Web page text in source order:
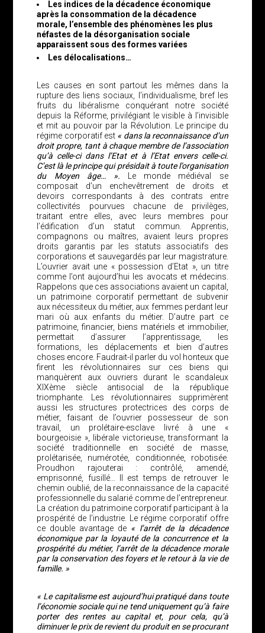
Les indices de la décadence économique
après la consommation de la décadence
morale, l’ensemble des phénomènes les plus
néfastes de la désorganisation sociale
apparaissent sous des formes variées
Les délocalisations…
Les causes en sont partout les mêmes dans la
rupture des liens sociaux, l’individualisme, bref les
fruits du libéralisme conquérant notre société
depuis la Réforme, privilégiant le visible à l’invisible
et mit au pouvoir par la Révolution. Le principe du
régime corporatif est « dans la reconnaissance d’un
droit propre, tant à chaque membre de l’association
qu’à celle-ci dans l’Etat et à l’Etat envers celle-ci.
C’est là le principe qui présidait à toute l’organisation
du Moyen âge… ». Le monde médiéval se
composait d’un enchevêtrement de droits et
devoirs correspondants à des contrats entre
collectivités pourvues chacune de privilèges,
traitant entre elles, avec leurs membres pour
l’édification d’un statut commun. Apprentis,
compagnons ou maîtres, avaient leurs propres
droits garantis par les statuts associatifs des
corporations et sauvegardés par leur magistrature.
L’ouvrier avait une « possession d’Etat », un titre
comme l’ont aujourd’hui les avocats et médecins.
Rappelons que ces associations avaient un capital,
un patrimoine corporatif permettant de subvenir
aux nécessiteux du métier, aux femmes perdant leur
mari où aux enfants du métier. D’autre part ce
patrimoine, financier, biens matériels et immobilier,
permettait d’assurer l’apprentissage, les
formations, les déplacements et bien d’autres
choses encore. Faudrait-il parler du vol honteux que
firent les révolutionnaires sur ces biens qui
manquèrent aux ouvriers durant le scandaleux
XIXème siècle antisocial de la république
triomphante. Les révolutionnaires supprimèrent
aussi les structures protectrices des corps de
métier, faisant de l’ouvrier possesseur de son
travail, un prolétaire-esclave livré à une «
bourgeoisie », libérale victorieuse, transformant la
société traditionnelle en société de masse,
prolétarisée, numérotée, conditionnée, robotisée.
Proudhon rajouterai : contrôlé, amendé,
emprisonné, fusillé… Il est temps de retrouver le
chemin oublié, de la reconnaissance de la capacité
professionnelle du salarié comme de l’entrepreneur.
La création du patrimoine corporatif participant à la
prospérité de l’industrie. Le régime corporatif offre
ce double avantage de « l’arrêt de la décadence
économique par la loyauté de la concurrence et la
prospérité du métier, l’arrêt de la décadence morale
par la conservation des foyers et le retour à la vie de
famille. »
« Le capitalisme est aujourd’hui pratiqué dans toute
l’économie sociale qui ne tend uniquement qu’à faire
porter des rentes au capital et, pour cela, qu’à
diminuer le prix de revient du produit en se procurant